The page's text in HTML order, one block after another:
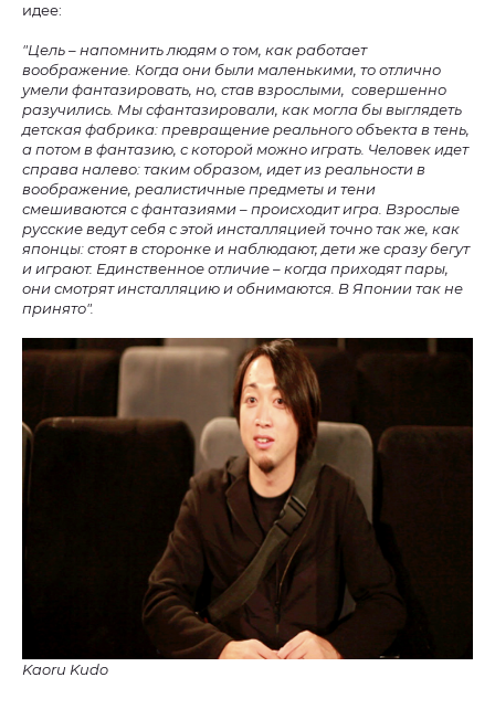
идее:
"Цель – напомнить людям о том, как работает
воображение. Когда они были маленькими, то отлично
умели фантазировать, но, став взрослыми, совершенно
разучились. Мы сфантазировали, как могла бы выглядеть
детская фабрика: превращение реального объекта в тень,
а потом в фантазию, с которой можно играть. Человек идет
справа налево: таким образом, идет из реальности в
воображение, реалистичные предметы и тени
смешиваются с фантазиями – происходит игра. Взрослые
русские ведут себя с этой инсталляцией точно так же, как
японцы: стоят в сторонке и наблюдают, дети же сразу бегут
и играют. Единственное отличие – когда приходят пары,
они смотрят инсталляцию и обнимаются. В Японии так не
принято".
Kaoru Kudo